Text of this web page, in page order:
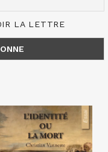
LA LETTRE